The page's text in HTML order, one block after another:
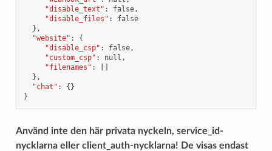
"disable_text" : false,
"disable_files" :
false
},
"website" :
{
"disable_csp" : false,
"custom_csp" : null ,
"filenames" :
[]
},
"chat" :
{}
}
Använd inte den här privata nyckeln, service_id-
nycklarna eller client_auth-nycklarna! De visas endast